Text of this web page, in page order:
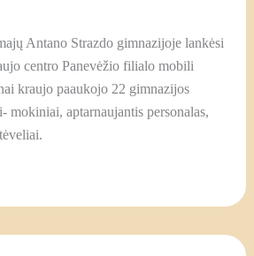
Antano Strazdo gimnazijoje lankėsi
centro Panevėžio filialo mobili
kraujo paaukojo 22 gimnazijos
mokiniai, aptarnaujantis personalas,